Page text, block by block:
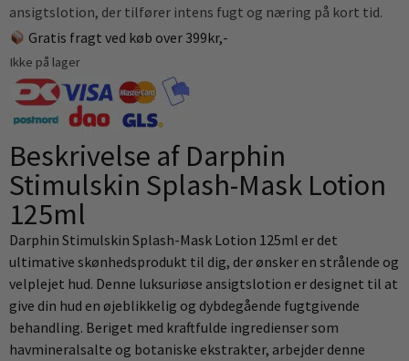
ansigtslotion, der tilfører intens fugt og næring på kort tid.
Gratis fragt ved køb over 399kr,-
Ikke på lager
Beskrivelse af Darphin
Stimulskin Splash-Mask Lotion
125ml
Darphin Stimulskin Splash-Mask Lotion 125ml er det
ultimative skønhedsprodukt til dig, der ønsker en strålende og
velplejet hud. Denne luksuriøse ansigtslotion er designet til at
give din hud en øjeblikkelig og dybdegående fugtgivende
behandling. Beriget med kraftfulde ingredienser som
havmineralsalte og botaniske ekstrakter, arbejder denne